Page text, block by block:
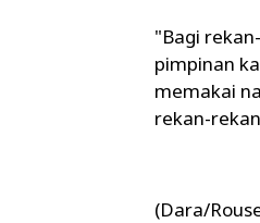
"Bagi
pimpinan
memakai
rekan-
(Dara/